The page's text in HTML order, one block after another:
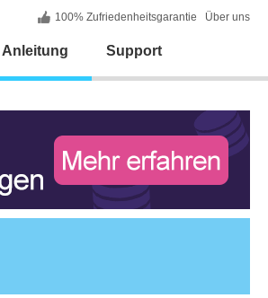
100% Zufriedenheitsgarantie Über uns
Anleitung Support